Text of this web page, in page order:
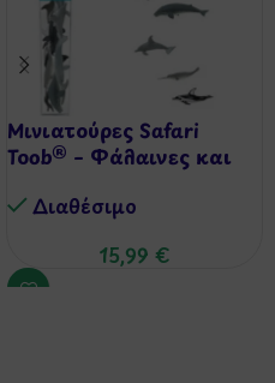
Μινιατούρες Safari
Toob® – Φάλαινες και
Διαθέσιμo
15,99 €